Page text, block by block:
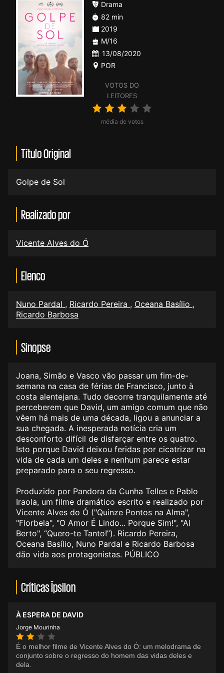
VOTOS DO
LEITORES
média de votos
Drama
82 min
2019
M/16
13/08/2020
POR
Título Original
Golpe de Sol
Realizado por
Vicente Alves do Ó
Elenco
Nuno Pardal , Ricardo Pereira , Oceana Basílio ,
Ricardo Barbosa
Sinopse
Joana, Simão e Vasco vão passar um fim-de-
semana na casa de férias de Francisco, junto à
costa alentejana. Tudo decorre tranquilamente até
perceberem que David, um amigo comum que não
vêem há mais de uma década, ligou a anunciar a
sua chegada. A inesperada notícia cria um
desconforto difícil de disfarçar entre os quatro.
Isto porque David deixou feridas por cicatrizar na
vida de cada um deles e nenhum parece estar
preparado para o seu regresso.
Produzido por Pandora da Cunha Telles e Pablo
Iraola, um filme dramático escrito e realizado por
Vicente Alves do Ó ("Quinze Pontos na Alma",
"Florbela", "O Amor É Lindo... Porque Sim!", "Al
Berto", “Quero-te Tanto!”). Ricardo Pereira,
Oceana Basílio, Nuno Pardal e Ricardo Barbosa
dão vida aos protagonistas. PÚBLICO
Críticas Ípsilon
À ESPERA DE DAVID
Jorge Mourinha
É o melhor filme de Vicente Alves do Ó: um melodrama de
conjunto sobre o regresso do homem das vidas deles e
dela.